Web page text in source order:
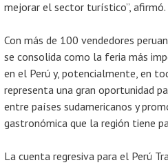
mejorar el sector turístico”, afirmó.
Con más de 100 vendedores
se consolida como la feria más
en el Perú y, potencialmente, en
representa una gran oportunidad
entre países sudamericanos y
gastronómica que la región tiene
La cuenta regresiva para el Perú